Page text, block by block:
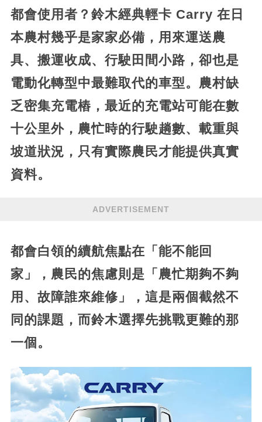
都會使用者？鈴木經典輕卡 Carry 在日
本農村幾乎是家家必備，用來運送農
具、搬運收成、行駛田間小路，卻也是
電動化轉型中最難取代的車型。農村缺
乏密集充電樁，最近的充電站可能在數
十公里外，農忙時的行駛趟數、載重與
坡道狀況，只有實際農民才能提供真實
資料。
ADVERTISEMENT
都會白領的續航焦點在「能不能回
家」，農民的焦慮則是「農忙期夠不夠
用、故障誰來維修」，這是兩個截然不
同的課題，而鈴木選擇先挑戰更難的那
一個。